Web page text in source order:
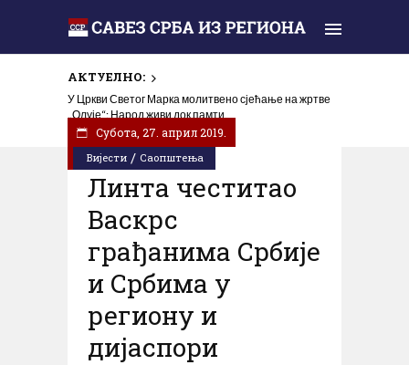
АКТУЕЛНО:
У Цркви Светог Марка молитвено сјећање на жртве
„Олује“: Народ живи док памти
Вијести / Саопштења
Субота, 27. април 2019.
Линта честитао
Васкрс
грађанима Србије
и Србима у
региону и
дијаспори